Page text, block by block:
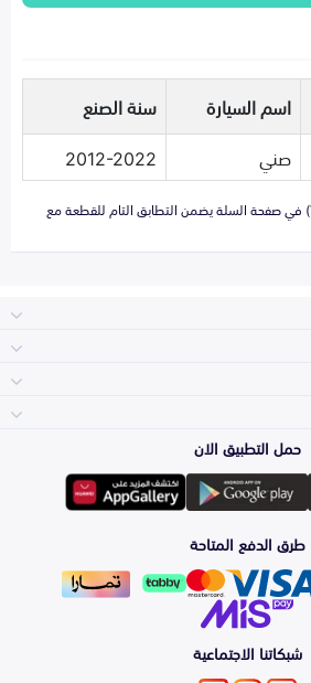
اسم السيارة
سنة الصنع
صني 2012-2022
تزويدنا برقم الهيكل (VIN) في صفحة السلة يضمن التطابق التام للقطعة مع
المكائن، القيرات
وملحقاتها
الشمعات
والاصطبات (الاضاءة)
الفرامل والأقمشة
لوازم الرحلات
اكسسوارات العناية
الزيوت و السوائل
الأكثر مبيعاً
التلميع والعناية
Toyota
Hyundai
Kia
حمل التطبيق الان
طرق الدفع المتاحة
شبكاتنا الاجتماعية